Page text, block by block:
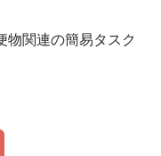
物関連の簡易タスク